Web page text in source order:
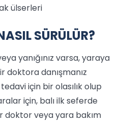
ülserleri
SÜRÜLÜR?
yanığınız varsa, yaraya
doktora danışmanız
için bir olasılık olup
için, balı ilk seferde
doktor veya yara bakım